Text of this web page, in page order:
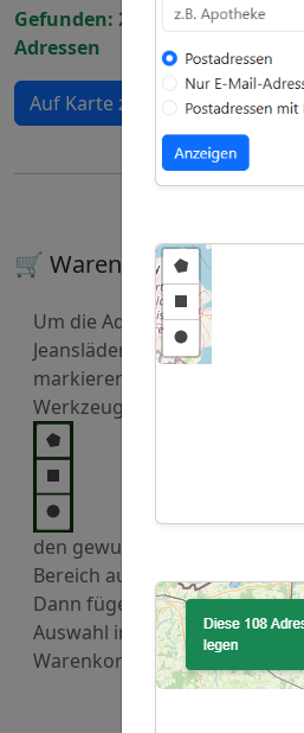
Gefunden: 2405
Adressen
Auf Karte zeigen
🛒 Warenkorb
Um die Adressen von
Jeansläden zu kaufen,
markieren Sie mit den
Werkzeugen
den gewuenschten
Bereich auf der Karte.
Dann fügen Sie diese
Auswahl in den
Warenkorb hinzu.